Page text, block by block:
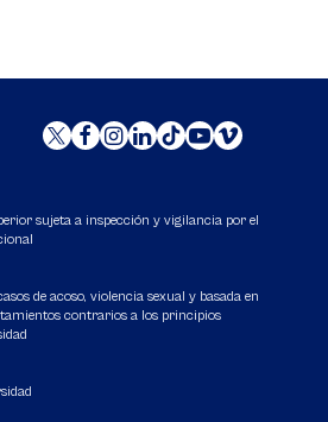
sujeta a inspección y vigilancia por el
de acoso, violencia sexual y basada en
contrarios a los principios